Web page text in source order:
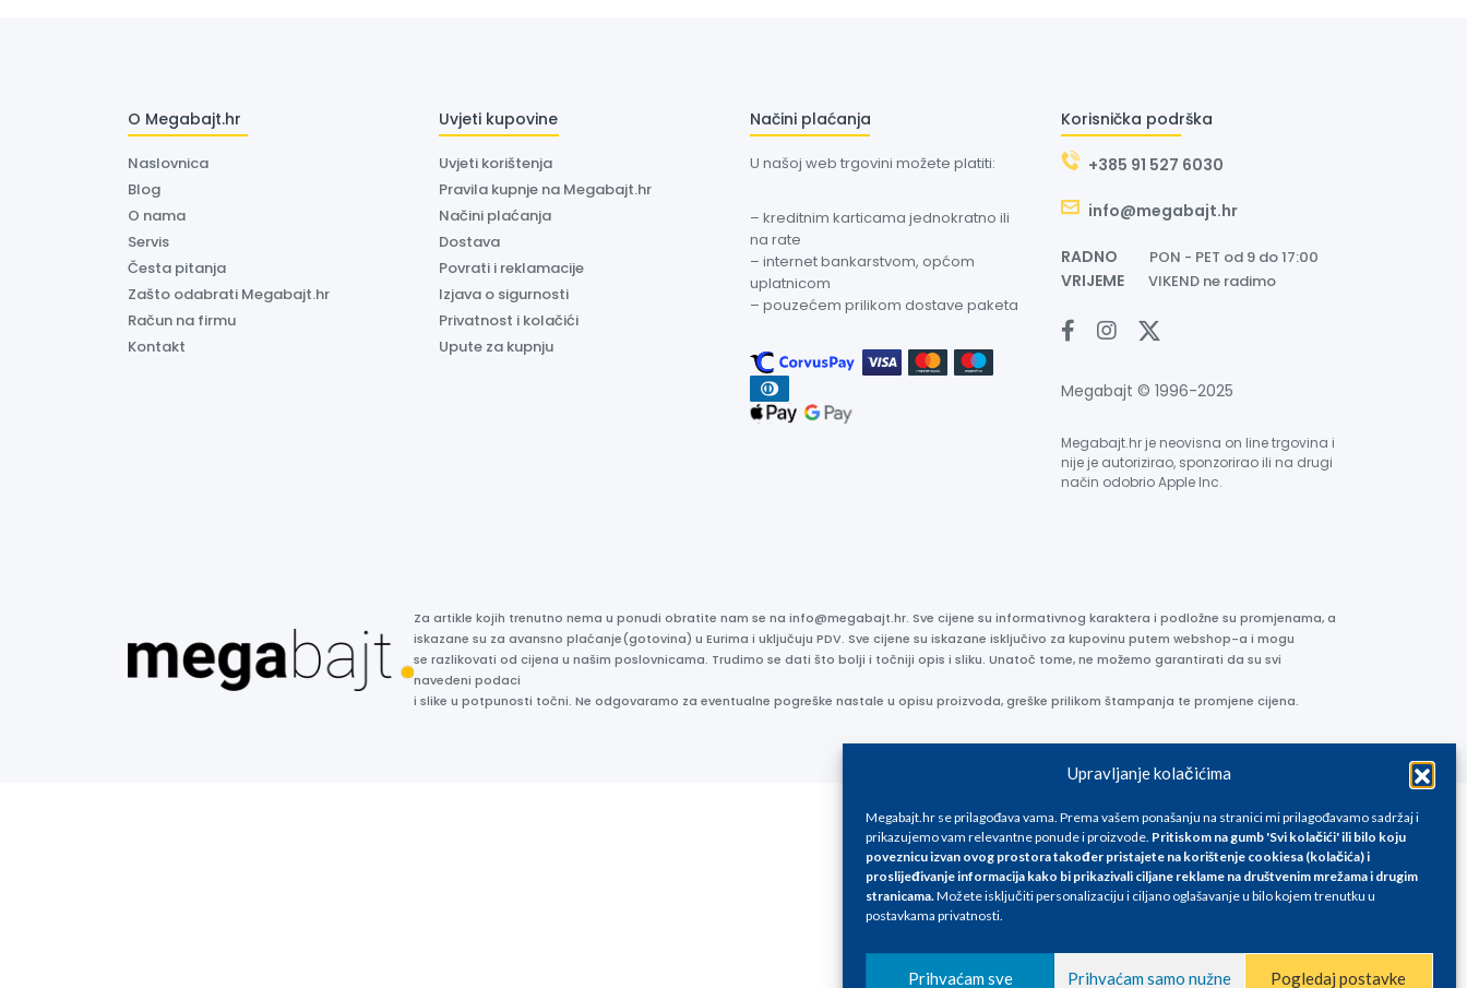
Upravljanje kolačićima
Megabajt.hr se prilagođava vama. Prema vašem ponašanju na stranici mi prilagođavamo sadržaj i
prikazujemo vam relevantne ponude i proizvode. Pritiskom na gumb 'Svi kolačići' ili bilo koju
poveznicu izvan ovog prostora također pristajete na korištenje cookiesa (kolačića) i
proslijeđivanje informacija kako bi prikazivali ciljane reklame na društvenim mrežama i drugim
stranicama.Možete isključiti personalizaciju i ciljano oglašavanje u bilo kojem trenutku u
postavkama privatnosti.
Prihvaćam sve Prihvaćam samo nužne Pogledaj postavke
O Megabajt.hr
Naslovnica
Blog
O nama
Servis
Česta pitanja
Zašto odabrati Megabajt.hr
Račun na firmu
Kontakt
Uvjeti kupovine
Uvjeti korištenja
Pravila kupnje na Megabajt.hr
Načini plaćanja
Dostava
Povrati i reklamacije
Izjava o sigurnosti
Privatnost i kolačići
Upute za kupnju
Načini plaćanja
U našoj web trgovini možete platiti:
– kreditnim karticama jednokratno ili
na rate
– internet bankarstvom, općom
uplatnicom
– pouzećem prilikom dostave paketa
Korisnička podrška
+385 91 527 6030
info@megabajt.hr
RADNO PON - PET od 9 do 17:00
VRIJEME VIKEND ne radimo
Megabajt © 1996-2025
Megabajt.hr je neovisna on line trgovina i
nije je autorizirao, sponzorirao ili na drugi
način odobrio Apple Inc.
Za artikle kojih trenutno nema u ponudi obratite nam se na info@megabajt.hr. Sve cijene su informativnog karaktera i podložne su promjenama, a
iskazane su za avansno plaćanje(gotovina) u Eurima i uključuju PDV. Sve cijene su iskazane isključivo za kupovinu putem webshop-a i mogu
se razlikovati od cijena u našim poslovnicama. Trudimo se dati što bolji i točniji opis i sliku. Unatoč tome, ne možemo garantirati da su svi
navedeni podaci
i slike u potpunosti točni. Ne odgovaramo za eventualne pogreške nastale u opisu proizvoda, greške prilikom štampanja te promjene cijena.